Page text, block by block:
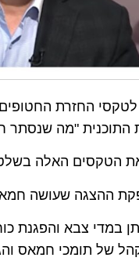
לטקסי החזרת
"מה שנסתר
הטקסים האלה
ההצגה שעושה
במדי צבא והפגנת
של תומכי חמאס